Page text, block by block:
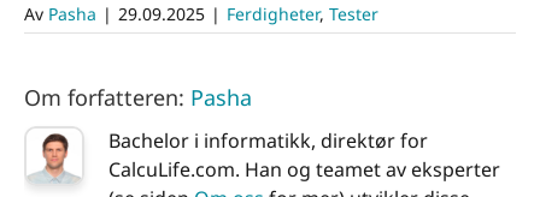
Av Pasha | 29.09.2025 | Ferdigheter, Tester
Om forfatteren: Pasha
Bachelor i informatikk, direktør for
CalcuLife.com. Han og teamet av eksperter